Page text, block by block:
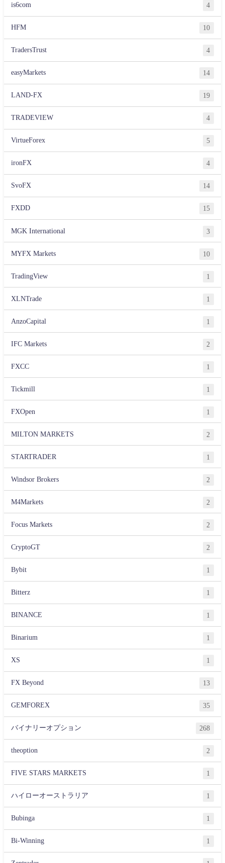
is6com 4
HFM 10
TradersTrust 4
easyMarkets 14
LAND-FX 19
TRADEVIEW 4
VirtueForex 5
ironFX 4
SvoFX 14
FXDD 15
MGK International 3
MYFX Markets 10
TradingView 1
XLNTrade 1
AnzoCapital 1
IFC Markets 2
FXCC 1
Tickmill 1
FXOpen 1
MILTON MARKETS 2
STARTRADER 1
Windsor Brokers 2
M4Markets 2
Focus Markets 2
CryptoGT 2
Bybit 1
Bitterz 1
BINANCE 1
Binarium 1
XS 1
FX Beyond 13
GEMFOREX 35
バイナリーオプション 268
theoption 2
FIVE STARS MARKETS 1
ハイローオーストラリア 1
Bubinga 1
Bi-Winning 1